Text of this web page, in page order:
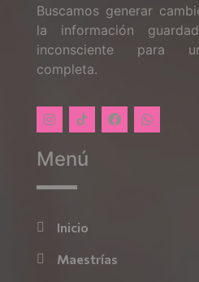
Buscamos generar
la información
inconsciente para
completa.
Menú
Inicio
Maestrías